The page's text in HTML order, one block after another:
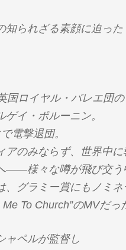
知られざる素顔に迫っ
国ロイヤル・バレエ団の
イ・ポルーニン。
電撃退団。
のみならず、世界中に
――様々な噂が飛び交う
、グラミー賞にもノミ
To Church”のMVだっ
ャペルが監督し